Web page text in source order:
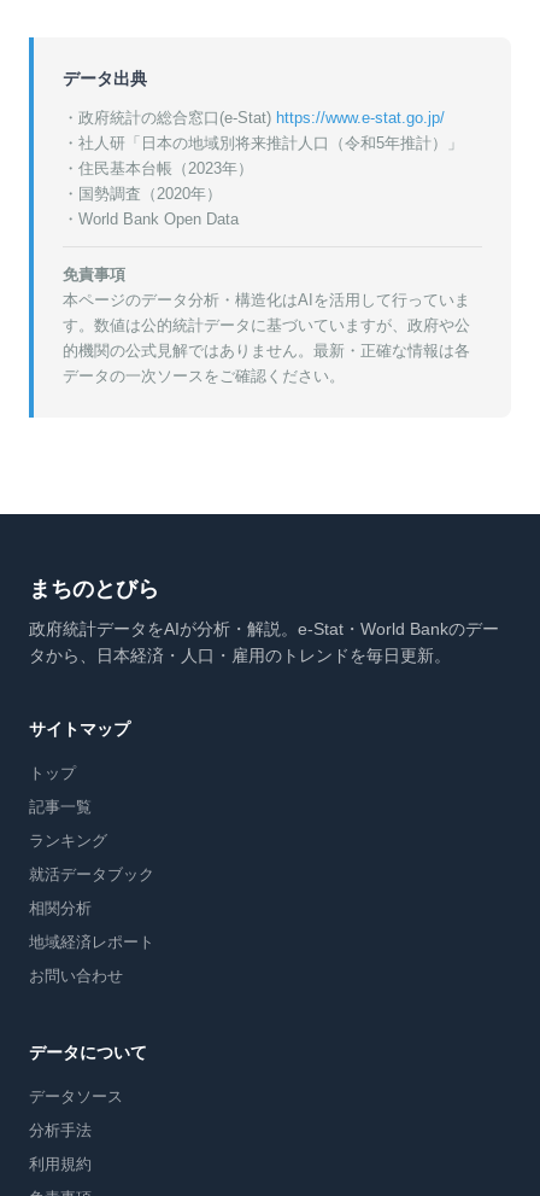
データ出典
・政府統計の総合窓口(e-Stat) https://www.e-stat.go.jp/
・ 社人研「日本の地域別将来推計人口（令和5年推計）」
・ 住民基本台帳（2023年）
・ 国勢調査（2020年）
・World Bank Open Data
免責事項
本ページのデータ分析・構造化はAIを活用して行っていま
す。数値は公的統計データに基づいていますが、政府や公
的機関の公式見解ではありません。最新・正確な情報は各
データの一次ソースをご確認ください。
まちのとびら
政府統計データをAIが分析・解説。e-Stat・World Bankのデー
タから、日本経済・人口・雇用のトレンドを毎日更新。
サイトマップ
トップ
記事一覧
ランキング
就活データブック
相関分析
地域経済レポート
お問い合わせ
データについて
データソース
分析手法
利用規約